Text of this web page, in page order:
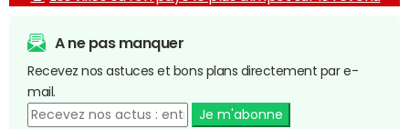
A ne pas manquer
Recevez nos astuces et bons plans directement par e-
mail.
Je m'abonne